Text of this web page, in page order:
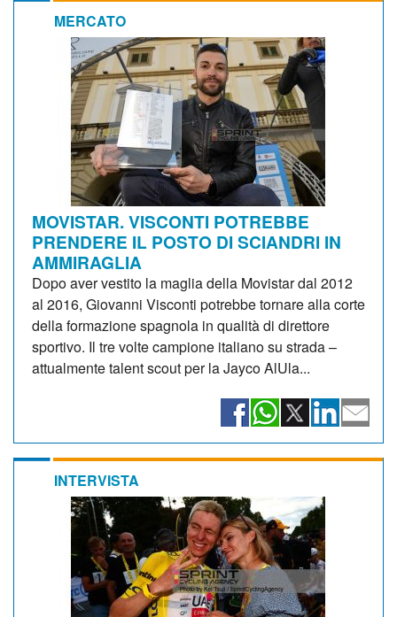
MERCATO
MOVISTAR. VISCONTI POTREBBE
PRENDERE IL POSTO DI SCIANDRI IN
AMMIRAGLIA
Dopo aver vestito la maglia della Movistar dal 2012
al 2016, Giovanni Visconti potrebbe tornare alla corte
della formazione spagnola in qualità di direttore
sportivo. Il tre volte campione italiano su strada –
attualmente talent scout per la Jayco AlUla...
INTERVISTA